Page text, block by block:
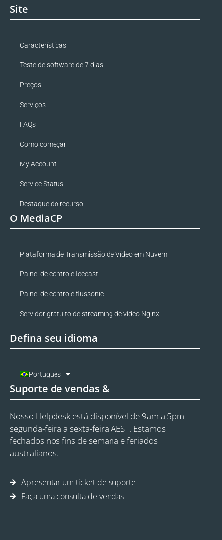
Site
Características
Teste de software de 7 dias
Preços
Serviços
FAQs
Como começar
My Account
Service Status
Destaque do recurso
O MediaCP
Plataforma de Transmissão de Vídeo em Nuvem
Painel de controle Icecast
Painel de controle flussonic
Servidor gratuito de streaming de vídeo Nginx
Defina seu idioma
Português
Suporte de vendas &
Nosso Helpdesk está disponível de 9am a 5pm
segunda-feira a sexta-feira AEST. Estamos
fechados nos fins de semana e feriados
australianos.
Apresentar um ticket de suporte
Faça uma consulta de vendas